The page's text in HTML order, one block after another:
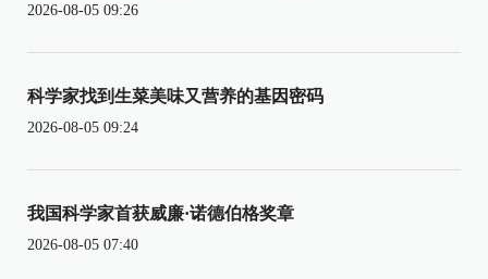
2026-08-05 09:26
科学家找到生菜美味又营养的基因密码
2026-08-05 09:24
我国科学家首获威廉·诺德伯格奖章
2026-08-05 07:40